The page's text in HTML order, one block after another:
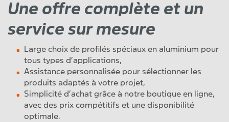
Une offre complète et un
service sur mesure
Large choix de profilés spéciaux en aluminium pour
tous types d’applications,
Assistance personnalisée pour sélectionner les
produits adaptés à votre projet,
Simplicité d’achat grâce à notre boutique en ligne,
avec des prix compétitifs et une disponibilité
optimale.